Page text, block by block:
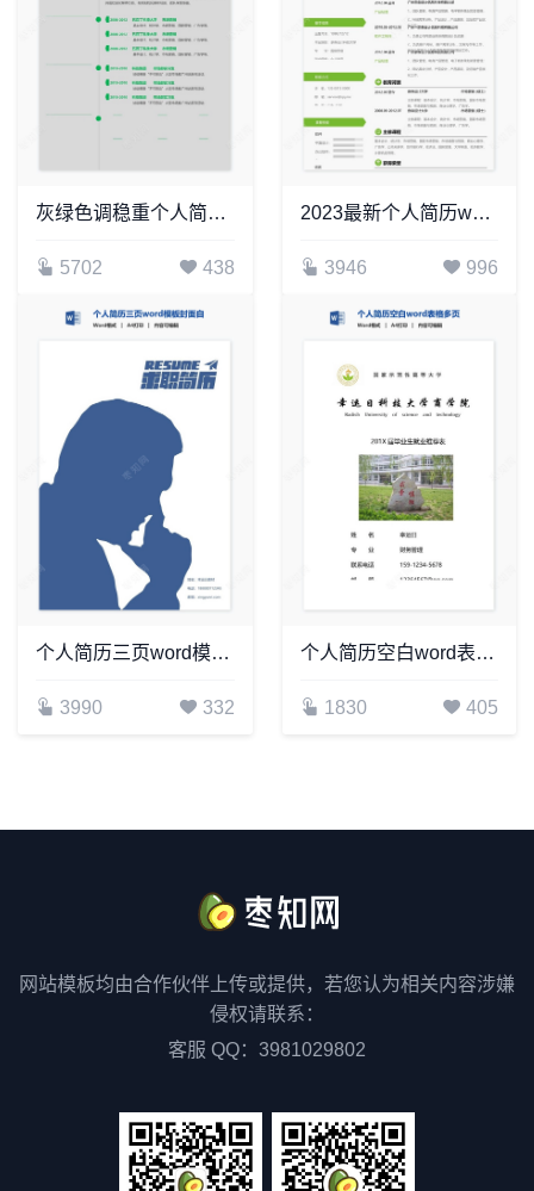
灰绿色调稳重个人简历Word模板
5702 438
2023最新个人简历word模板(13)
3946 996
个人简历三页word模板封面自荐信(19)
3990 332
个人简历空白word表格多页(2)
1830 405
网站模板均由合作伙伴上传或提供，若您认为相关内容涉嫌
侵权请联系：
客服 QQ：3981029802